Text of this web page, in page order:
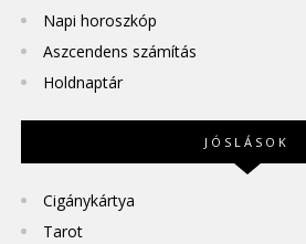
Napi horoszkóp
Aszcendens számítás
Holdnaptár
JÓSLÁSOK
Cigánykártya
Tarot